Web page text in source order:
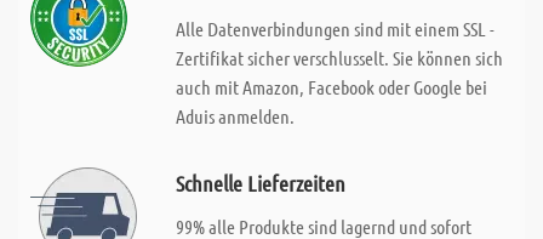
Alle Datenverbindungen sind mit einem SSL -
Zertifikat sicher verschlusselt. Sie können sich
auch mit Amazon, Facebook oder Google bei
Aduis anmelden.
Schnelle Lieferzeiten
99% alle Produkte sind lagernd und sofort